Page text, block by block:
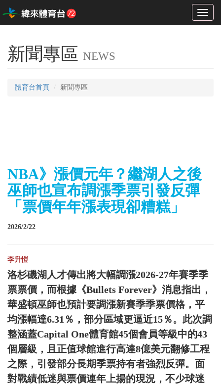
Toggle
新聞專區 NEWS
體育台首頁 新聞專區
NBA》漲價元年？繼湖人之後
巫師也宣布調漲季票引發反彈
「票價年年漲表現卻糟糕」
2026/2/22
李升愷
洛杉磯湖人才傳出將大幅調漲2026-27年賽季季
票票價，而根據《Bullets Forever》消息指出，
華盛頓巫師也預計要調漲新賽季季票價格，平
均漲幅達6.31％，部分區域更逼近15％。此次調
整涵蓋Capital One體育館45個會員等級中的43
個層級，且正值球館進行高達8億美元翻修工程
之際，引發部分長期季票持有者強烈反彈。面
對戰績低迷與票價連年上揚的現況，不少球迷